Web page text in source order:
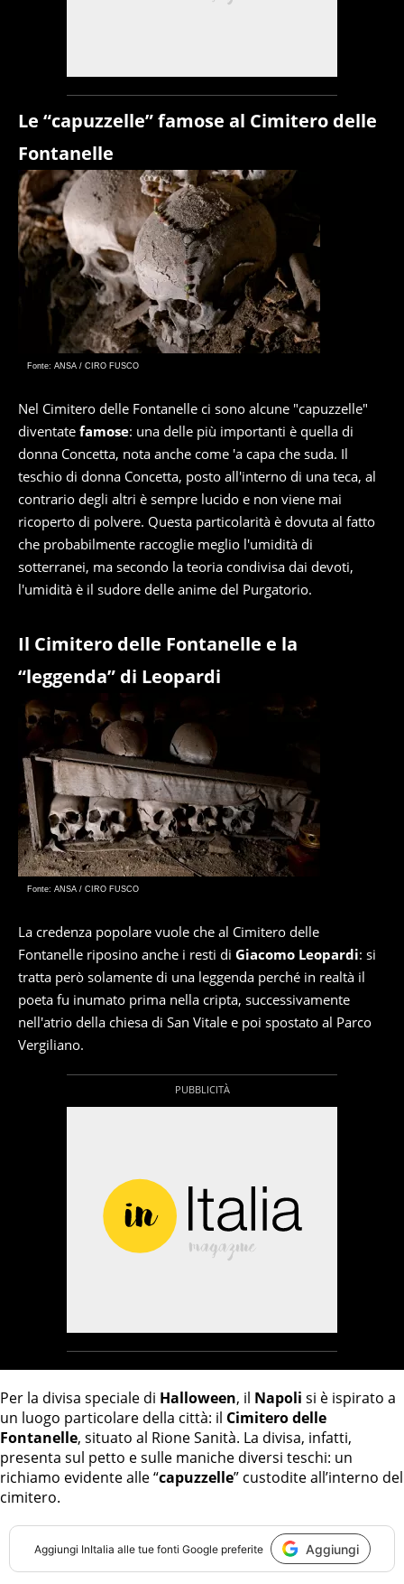
Le “capuzzelle” famose al Cimitero delle
Fontanelle
Fonte: ANSA / CIRO FUSCO
Nel Cimitero delle Fontanelle ci sono alcune "capuzzelle"
diventate famose: una delle più importanti è quella di
donna Concetta, nota anche come 'a capa che suda. Il
teschio di donna Concetta, posto all'interno di una teca, al
contrario degli altri è sempre lucido e non viene mai
ricoperto di polvere. Questa particolarità è dovuta al fatto
che probabilmente raccoglie meglio l'umidità di
sotterranei, ma secondo la teoria condivisa dai devoti,
l'umidità è il sudore delle anime del Purgatorio.
Il Cimitero delle Fontanelle e la
“leggenda” di Leopardi
Fonte: ANSA / CIRO FUSCO
La credenza popolare vuole che al Cimitero delle
Fontanelle riposino anche i resti di Giacomo Leopardi: si
tratta però solamente di una leggenda perché in realtà il
poeta fu inumato prima nella cripta, successivamente
nell'atrio della chiesa di San Vitale e poi spostato al Parco
Vergiliano.
Per la divisa speciale di Halloween, il Napoli si è ispirato a
un luogo particolare della città: il Cimitero delle
Fontanelle, situato al Rione Sanità. La divisa, infatti,
presenta sul petto e sulle maniche diversi teschi: un
richiamo evidente alle “capuzzelle” custodite all’interno del
cimitero.
Aggiungi InItalia alle tue fonti Google preferite Aggiungi